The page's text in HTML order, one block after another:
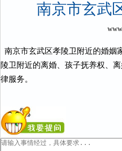
南京市玄武
南京市玄武区孝陵卫附近的婚姻
陵卫附近的离婚、孩子抚养权、
律服务。